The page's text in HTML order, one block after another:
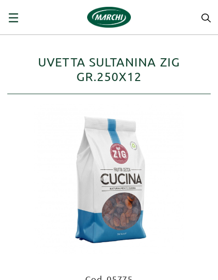
navigazione
☰
UVETTA SULTANINA ZIG
GR.250X12